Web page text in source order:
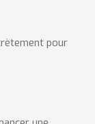
pour